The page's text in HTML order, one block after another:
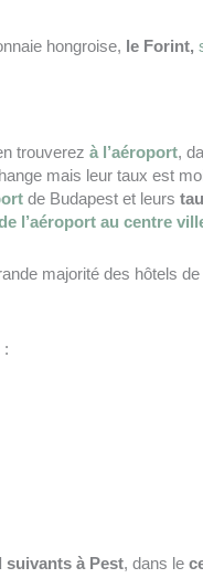
hongroise, le Forint,
trouverez à l’aéroport,
mais leur taux est
de Budapest et leurs
l’aéroport au centre
majorité des hôtels
:
suivants à Pest, dans le